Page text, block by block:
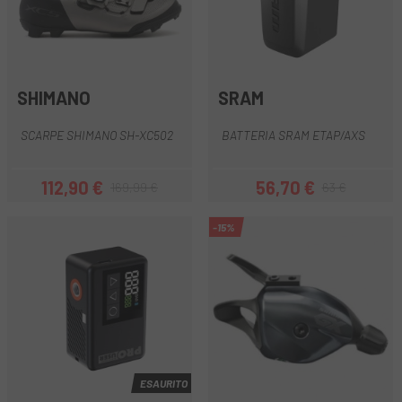
SHIMANO
SCARPE SHIMANO SH-XC502
Prezzo
112,90 €Prezzo base
SRAM
BATTERIA SRAM ETAP/AXS
Prezzo
56,70 €Prezzo base
ESAURITO
-15%